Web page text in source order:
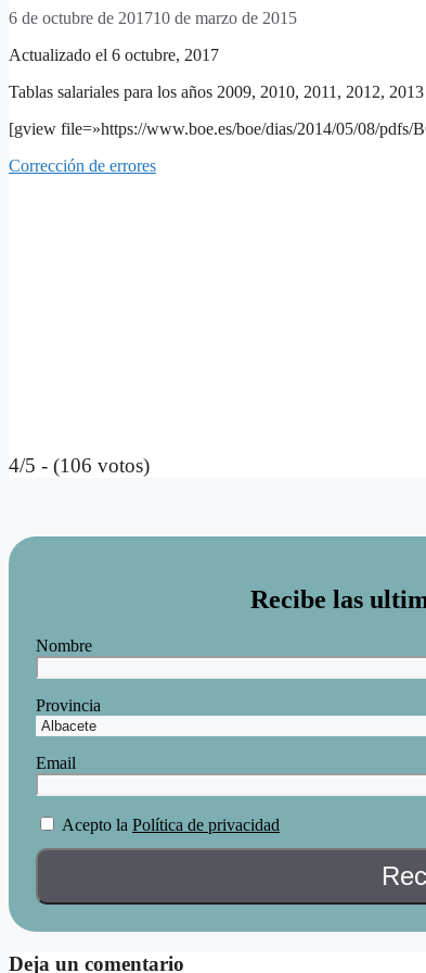
6 de octubre de 201710 de marzo de 2015
Actualizado el 6 octubre, 2017
Tablas salariales para los años 2009, 2010, 2011, 2012,
[gview file=»https://www.boe.es/boe/dias/2014/05/08/pdfs/
Corrección de errores
4/5 - (106 votos)
Recibe las
Nombre
Provincia
Email
Acepto la Política de privacidad
Deja un comentario